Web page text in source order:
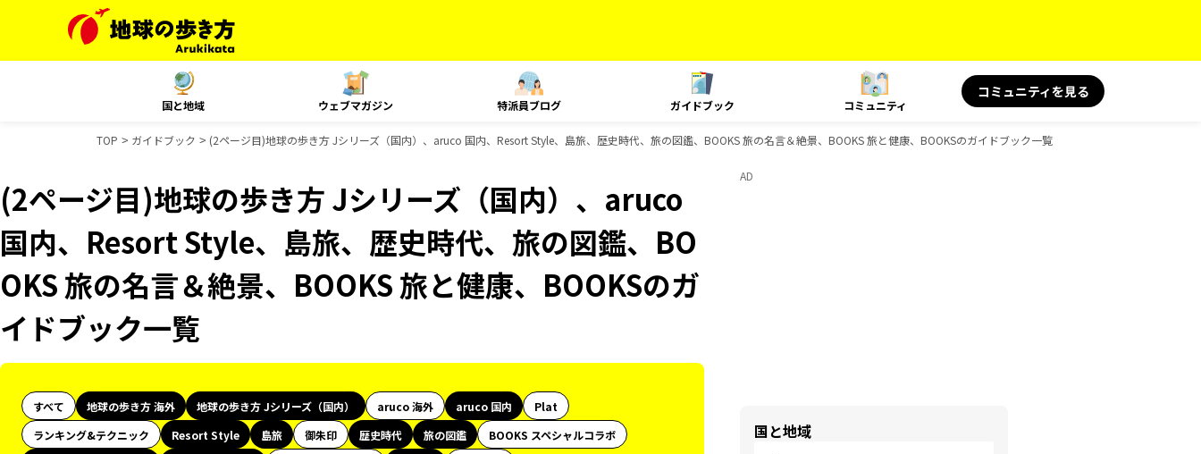
国と地域 ウェブマガジン 特派員ブログ ガイドブック コミュニティ
コミュニティを見る
TOP ガイドブック (2ページ目)地球の歩き方 Jシリーズ（国内）、aruco 国内、Resort Style、島旅、歴史時代、旅の図鑑、BOOKS 旅の名言＆絶景、BOOKS 旅と健康、BOOKSのガイドブック一覧
(2ページ目)地球の歩き方 Jシリーズ（国内）、aruco
国内、Resort Style、島旅、歴史時代、旅の図鑑、BO
OKS 旅の名言＆絶景、BOOKS 旅と健康、BOOKSのガ
イドブック一覧
すべて 地球の歩き方 海外 地球の歩き方 Jシリーズ（国内） aruco 海外 aruco 国内
Plat
ランキング&テクニック
Resort Style 島旅 御朱印 歴史時代 旅の図鑑
BOOKS スペシャルコラボ
AD
国と地域